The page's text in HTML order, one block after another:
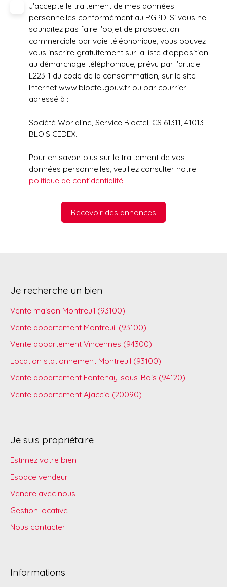
J'accepte le traitement de mes données
personnelles conformément au RGPD. Si vous ne
souhaitez pas faire l'objet de prospection
commerciale par voie téléphonique, vous pouvez
vous inscrire gratuitement sur la liste d'opposition
au démarchage téléphonique, prévu par l'article
L223-1 du code de la consommation, sur le site
Internet www.bloctel.gouv.fr ou par courrier
adressé à :
Société Worldline, Service Bloctel, CS 61311, 41013
BLOIS CEDEX.
Pour en savoir plus sur le traitement de vos
données personnelles, veuillez consulter notre
politique de confidentialité.
Recevoir des annonces
Je recherche un bien
Vente maison Montreuil (93100)
Vente appartement Montreuil (93100)
Vente appartement Vincennes (94300)
Location stationnement Montreuil (93100)
Vente appartement Fontenay-sous-Bois (94120)
Vente appartement Ajaccio (20090)
Je suis propriétaire
Estimez votre bien
Espace vendeur
Vendre avec nous
Gestion locative
Nous contacter
Informations